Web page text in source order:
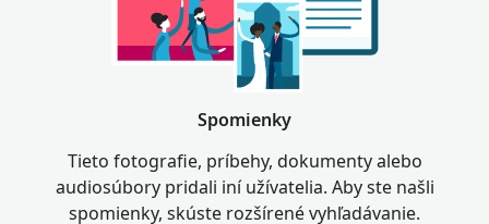
Spomienky
Tieto fotografie, príbehy, dokumenty alebo
audiosúbory pridali iní užívatelia. Aby ste našli
spomienky, skúste rozšírené vyhľadávanie.